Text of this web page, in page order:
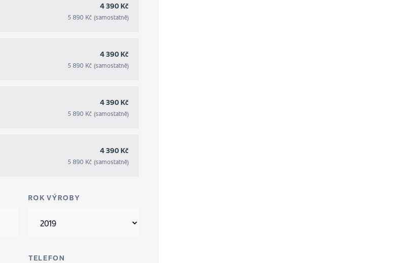
4 390 Kč
5 890 Kč (samostatně)
4 390 Kč
5 890 Kč (samostatně)
4 390 Kč
5 890 Kč (samostatně)
4 390 Kč
5 890 Kč (samostatně)
ROK VÝROBY
TELEFON